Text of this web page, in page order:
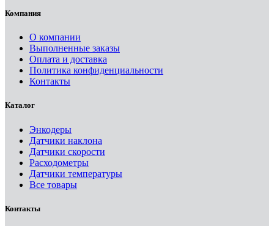
Компания
О компании
Выполненные заказы
Оплата и доставка
Политика конфиденциальности
Контакты
Каталог
Энкодеры
Датчики наклона
Датчики скорости
Расходометры
Датчики температуры
Все товары
Контакты